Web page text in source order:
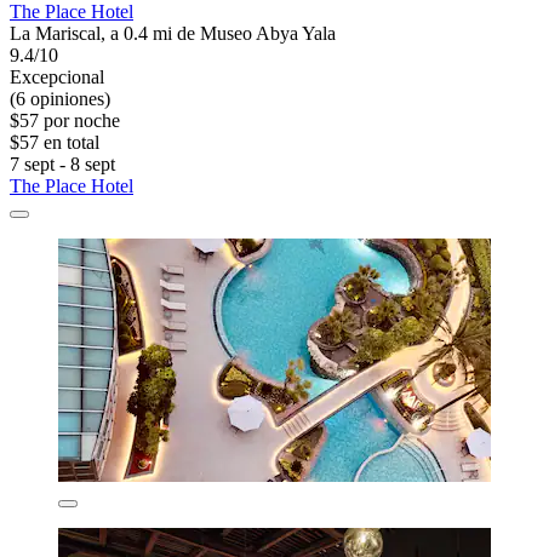
The Place Hotel
La Mariscal, a 0.4 mi de Museo Abya Yala
9.4/10
Excepcional
(6 opiniones)
$57 por noche
$57 en total
7 sept - 8 sept
The Place Hotel